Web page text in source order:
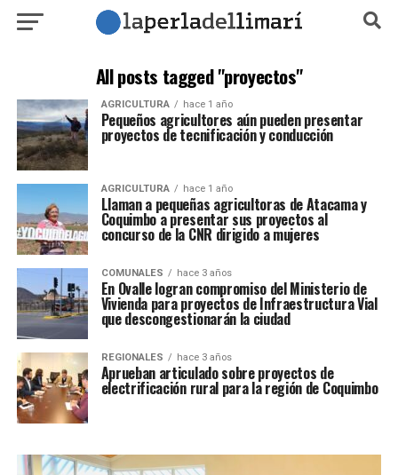
All posts tagged "proyectos"
AGRICULTURA hace 1 año
Pequeños agricultores aún pueden presentar
proyectos de tecnificación y conducción
AGRICULTURA hace 1 año
Llaman a pequeñas agricultoras de Atacama y
Coquimbo a presentar sus proyectos al
concurso de la CNR dirigido a mujeres
COMUNALES hace 3 años
En Ovalle logran compromiso del Ministerio de
Vivienda para proyectos de Infraestructura Vial
que descongestionarán la ciudad
REGIONALES hace 3 años
Aprueban articulado sobre proyectos de
electrificación rural para la región de Coquimbo